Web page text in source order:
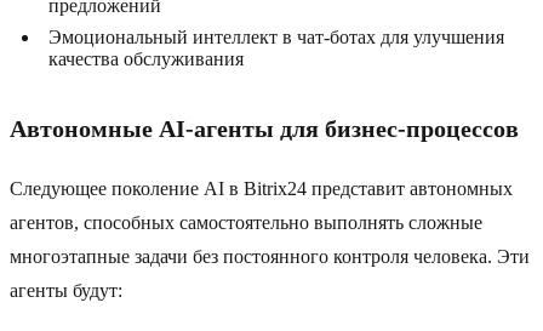
предложений
Эмоциональный интеллект в чат-ботах для улучшения
качества обслуживания
Автономные AI-агенты для бизнес-процессов
Следующее поколение AI в Bitrix24 представит автономных
агентов, способных самостоятельно выполнять сложные
многоэтапные задачи без постоянного контроля человека. Эти
агенты будут: